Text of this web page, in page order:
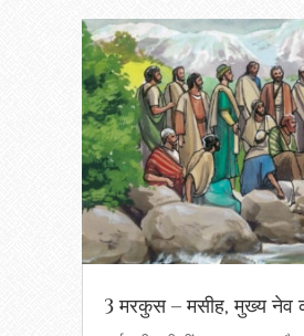
3 मरकुस – मसीह, मुख्य नेव